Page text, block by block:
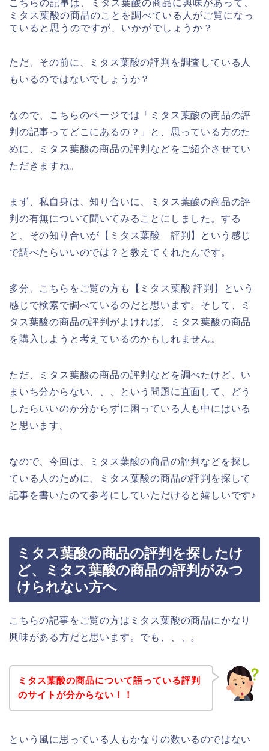
こちらの記事は、ミタス葉酸の商品に興味があって、
ミタス葉酸の商品のことを調べている人がご覧になっ
ていると思うのですが、いかがでしょうか？
ただ、その前に、ミタス葉酸の評判を調査している人
もいるのではないでしょうか？
なので、こちらのページでは「ミタス葉酸の商品の評
判の記事ってどこにあるの？」と、思っている方のた
めに、ミタス葉酸の商品の評判などをご紹介させてい
ただきますね。
まず、私自身は、知り合いに、ミタス葉酸の商品の評
判の有無について聞いてみることにしました。する
と、その知り合いが【ミタス葉酸 評判】という感じ
で調べたらいいのでは？と教えてくれたんです。
多分、こちらをご覧の方も【ミタス葉酸 評判】という
感じで検索で調べているのだと思います。そして、ミ
タス葉酸の商品の評判がよければ、ミタス葉酸の商品
を購入しようと考えているのかもしれません。
ただ、ミタス葉酸の商品の評判などを調べたけど、い
まいち分からない、、、という問題に直面して、どう
したらいいのか分からずに困っている人も中にはいる
と思います。
なので、今回は、ミタス葉酸の商品の評判などを探し
ている人のために、ミタス葉酸の商品の評判を探して
記事を書いたので参考にしていただけると嬉しいです♪
ミタス葉酸の商品の評判を探したけ
ど、ミタス葉酸の商品の評判がみつ
けられない方へ
こちらの記事をご覧の方はミタス葉酸の商品にかなり
興味がある方だと思います。でも、、、。
ミタス葉酸の商品について語っている評判
のサイトが分からない！！
という風に思っている人もかなりの数いるのではない